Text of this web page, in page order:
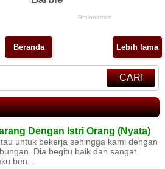
Lebih lama
Beranda
CARI
Dengan Istri Orang (Nyata)
untuk bekerja sehingga kami dengan
Dia begitu baik dan sangat
ben...